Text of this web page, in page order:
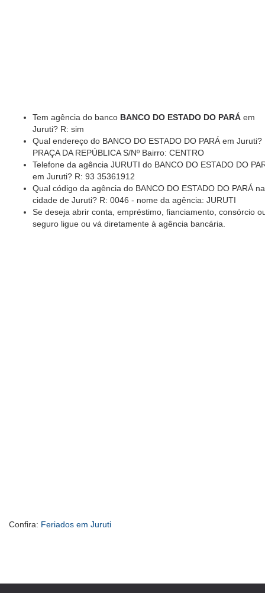
Tem agência do banco BANCO DO ESTADO DO PARÁ em
Juruti? R: sim
Qual endereço do BANCO DO ESTADO DO PARÁ em Juruti?
PRAÇA DA REPÚBLICA S/Nº Bairro: CENTRO
Telefone da agência JURUTI do BANCO DO ESTADO DO
em Juruti? R: 93 35361912
Qual código da agência do BANCO DO ESTADO DO PARÁ na
cidade de Juruti? R: 0046 - nome da agência: JURUTI
Se deseja abrir conta, empréstimo, fianciamento, consórcio
seguro ligue ou vá diretamente à agência bancária.
Confira: Feriados em Juruti